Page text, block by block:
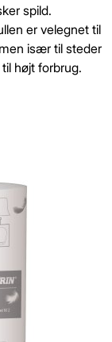
spild.
er velegnet til
især til steder
højt forbrug.